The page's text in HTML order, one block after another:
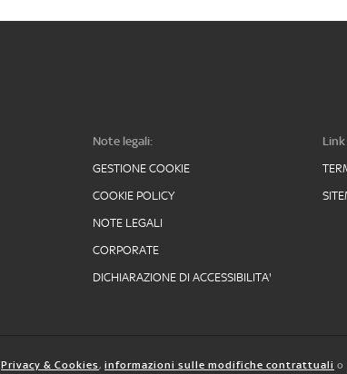
Note legali:
GESTIONE COOKIE
COOKIE POLICY
NOTE LEGALI
CORPORATE
DICHIARAZIONE DI ACCESSIBILITA'
Privacy & Cookies, informazioni sulle modifiche contrattuali o